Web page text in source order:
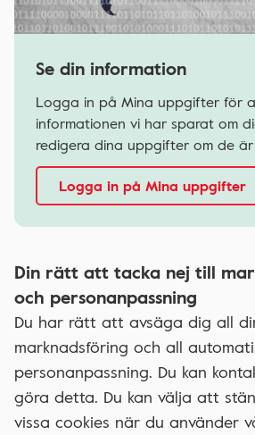
Se din information
Logga in på Mina uppgifter för
informationen vi har sparat om
redigera dina uppgifter om de
Logga in på Mina uppgifter
Din rätt att tacka nej till
och personanpassning
Du har rätt att avsäga dig all
marknadsföring och all
personanpassning. Du kan
göra detta. Du kan välja att
vissa cookies när du använder